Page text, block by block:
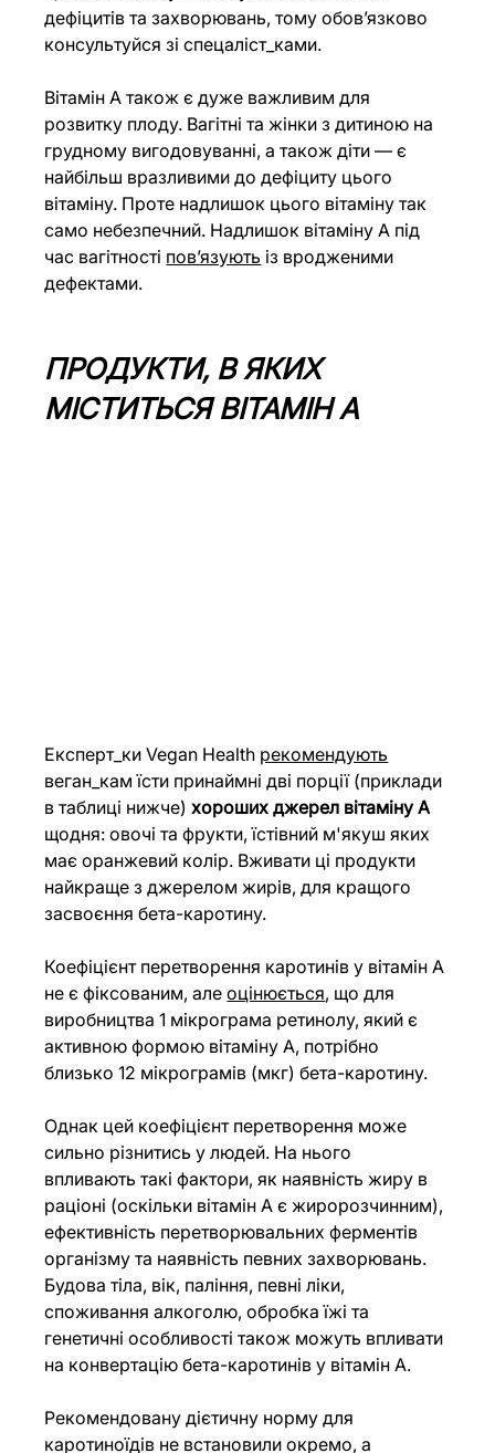
дефіцитів та захворювань, тому обовʼязково
консультуйся зі спецаліст_ками.
Вітамін А також є дуже важливим для
розвитку плоду. Вагітні та жінки з дитиною на
грудному вигодовуванні, а також діти — є
найбільш вразливими до дефіциту цього
вітаміну. Проте надлишок цього вітаміну так
само небезпечний. Надлишок вітаміну А під
час вагітності пов’язують із вродженими
дефектами.
ПРОДУКТИ, В ЯКИХ
МІСТИТЬСЯ ВІТАМІН А
Експерт_ки Vegan Health рекомендують
веган_кам їсти принаймні дві порції (приклади
в таблиці нижче) хороших джерел вітаміну А
щодня: овочі та фрукти, їстівний м'якуш яких
має оранжевий колір. Вживати ці продукти
найкраще з джерелом жирів, для кращого
засвоєння бета-каротину.
Коефіцієнт перетворення каротинів у вітамін А
не є фіксованим, але оцінюється, що для
виробництва 1 мікрограма ретинолу, який є
активною формою вітаміну А, потрібно
близько 12 мікрограмів (мкг) бета-каротину.
Однак цей коефіцієнт перетворення може
сильно різнитись у людей. На нього
впливають такі фактори, як наявність жиру в
раціоні (оскільки вітамін А є жиророзчинним),
ефективність перетворювальних ферментів
організму та наявність певних захворювань.
Будова тіла, вік, паління, певні ліки,
споживання алкоголю, обробка їжі та
генетичні особливості також можуть впливати
на конвертацію бета-каротинів у вітамін А.
Рекомендовану дієтичну норму для
каротиноїдів не встановили окремо, а